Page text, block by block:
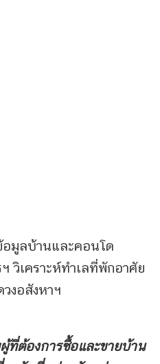
มูลบ้านและคอนโด
วิเคราะห์ทำเลที่พักอาศัย
งอสังหาฯ
ที่ต้องการซื้อและขายบ้าน